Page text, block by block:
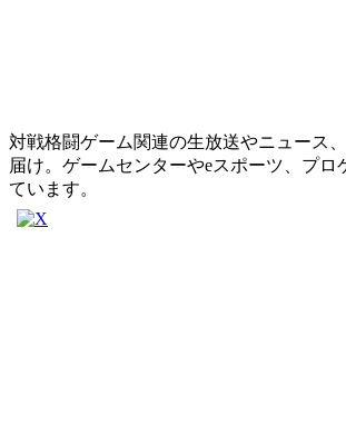
対戦格闘ゲーム関連の生放送やニュース
届け。ゲームセンターやeスポーツ、プロ
ています。